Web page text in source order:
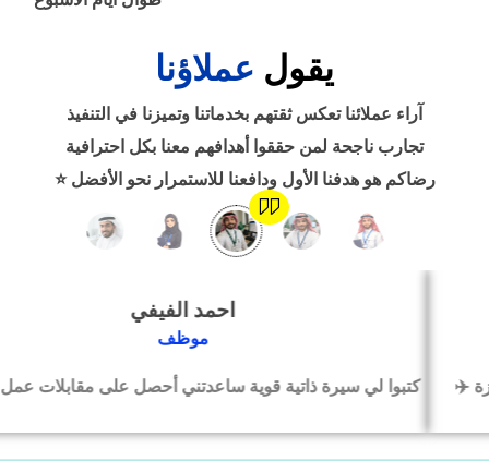
يقول عملاؤنا
آراء عملائنا تعكس ثقتهم بخدماتنا وتميزنا في التنفيذ
تجارب ناجحة لمن حققوا أهدافهم معنا بكل احترافية
رضاكم هو هدفنا الأول ودافعنا للاستمرار نحو الأفضل ⭐
احمد الفيفي
كتبوا لي سيرة ذاتية قوية ساعدتني أحصل على مقابلات عمل بسرعة
الوظائف ‹
تصميم موقع/متجر/تطبيق
‹